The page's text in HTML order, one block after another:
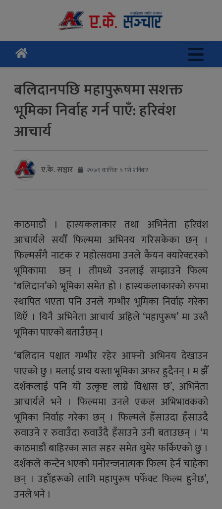
बलिदानपछि महापुरूषमा सशक्त
भूमिका निर्वाह गर्न पाएँ: हरिवंश
आचार्य
ए.के. सञ्चार २०७९ कात्तिक ५ गते शनिबार
काठमाडौं । हास्यकलाकार तथा अभिनेता हरिवंश
आचार्यले सयौँ फिल्ममा अभिनय गरिसकेका छन् ।
फिल्मसँगै नाटक र महोत्सवमा उनले कैयन क्यारेक्टरको
भूमिकामा छन् । तीमध्ये उनलाई सम्झाउने फिल्म
‘बलिदान’को भूमिका समेत हो । हास्यकलाकारको रुपमा
स्थापित भएता पनि उनले गम्भीर भूमिका निर्वाह गरेका
थिएँ । यिनै अभिनेता आचार्य अहिले ‘महापुरूष’ मा उस्तै
भूमिका पाएको बताउँछन् ।
‘बलिदान पश्चात गम्भीर रहेर आफ्नो अभिनय देखाउन
पाएको छु । मलाई प्राय यस्ता भूमिका अफर हुदैनन् । म झैँ
दर्शकलाई पनि यो उत्कृष्ट लाग्ने विश्वास छ’, अभिनेता
आचार्यले भने । फिल्ममा उनले एकल अभिभावकको
भूमिका निर्वाह गरेका छन् । फिल्मले हँसाउदा हँसाउदै
रुवाउने र रुवाउँदा रुवाउँदै हँसाउने उनी बताउछन् । ‘म
काठमाडौं बाहिरका सात सहर समेत घुमेर फर्किएको छु ।
दर्शकले कन्टेन भएको मनोरन्जनात्मक फिल्म हेर्न चाहेका
छन् । उहाँहरूको लागि महापुरूष पर्फेक्ट फिल्म हुनेछ’,
उनले भने ।